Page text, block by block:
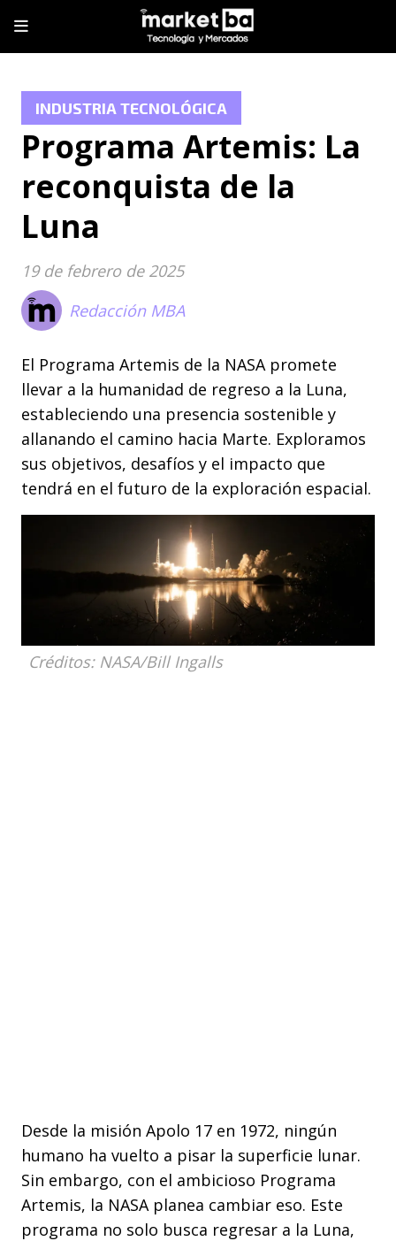
Programa Artemis: La
reconquista de la
Luna
El Programa Artemis de la NASA promete
llevar a la humanidad de regreso a la Luna,
estableciendo una presencia sostenible y
allanando el camino hacia Marte. Exploramos
sus objetivos, desafíos y el impacto que
tendrá en el futuro de la exploración espacial.
INDUSTRIA TECNOLÓGICA
19 de febrero de 2025
Redacción MBA
Créditos: NASA/Bill Ingalls
Desde la misión Apolo 17 en 1972, ningún
humano ha vuelto a pisar la superficie lunar.
Sin embargo, con el ambicioso Programa
Artemis, la NASA planea cambiar eso. Este
programa no solo busca regresar a la Luna,